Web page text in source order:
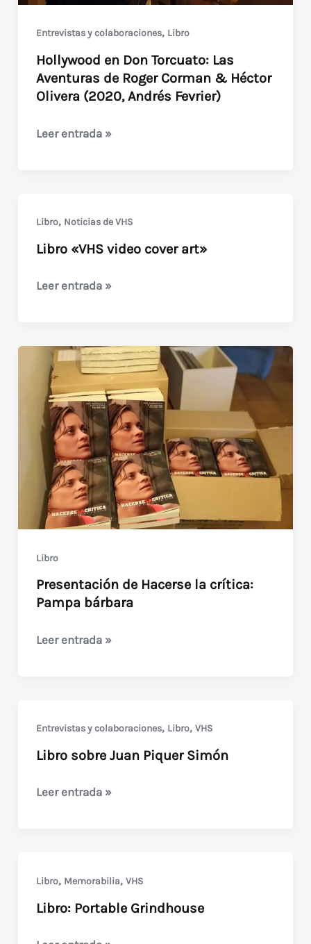
Entrevistas y colaboraciones, Libro
Hollywood en Don Torcuato: Las
Aventuras de Roger Corman & Héctor
Olivera (2020, Andrés Fevrier)
Hollywood
Aventuras
de
Corman
Olivera
(2020,
Andrés
Fevrier)
Leer entrada »
Libro, Noticias de VHS
Libro «VHS video cover art»
Libro
cover
art»
Leer entrada »
Libro
Presentación de Hacerse la crítica:
Pampa bárbara
Presentación
Pampa
bárbara
Leer entrada »
Entrevistas y colaboraciones, Libro, VHS
Libro sobre Juan Piquer Simón
Libro
Leer entrada »
Libro, Memorabilia, VHS
Libro: Portable Grindhouse